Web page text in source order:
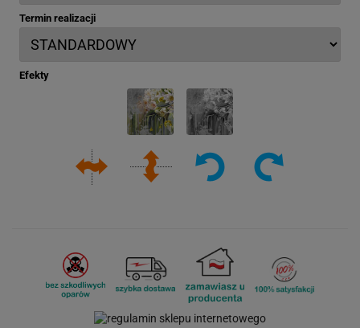
Termin realizacji
Efekty